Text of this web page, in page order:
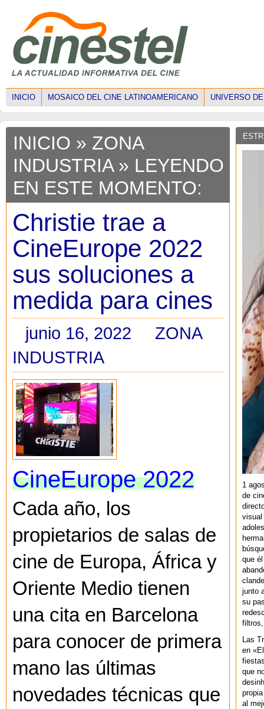
INICIO MOSAICO DEL CINE LATINOAMERICANO UNIVERSO
INICIO » ZONA
INDUSTRIA» LEYENDO
EN ESTE MOMENTO:
Christie trae a
CineEurope 2022
sus soluciones a
medida para cines
junio 16, 2022
ZONA
INDUSTRIA
CineEurope 2022
Cada año, los
propietarios de salas de
cine de Europa, África y
Oriente Medio tienen
una cita en Barcelona
para conocer de primera
mano las últimas
novedades técnicas que
1
de
visual
que
junto
su
filtros,
Las
en
que
al